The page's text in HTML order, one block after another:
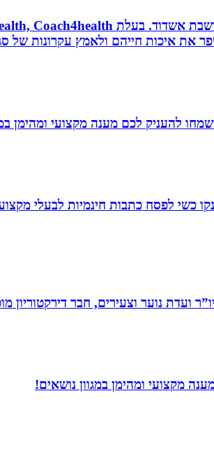
את איכות חייהם ולאמץ עקרונות של
להעניק לכם מענה מקצועי ומהימן
כשי לפסח כתבות חינמיות לבעלי
ועדת נוער וצעירים, חבר
מקצועי ומהימן במגוון נושאים!